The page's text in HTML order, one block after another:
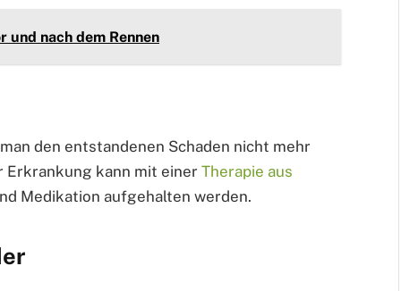
und nach dem Rennen
den entstandenen Schaden nicht mehr
kann mit einer Therapie aus
Medikation aufgehalten werden.